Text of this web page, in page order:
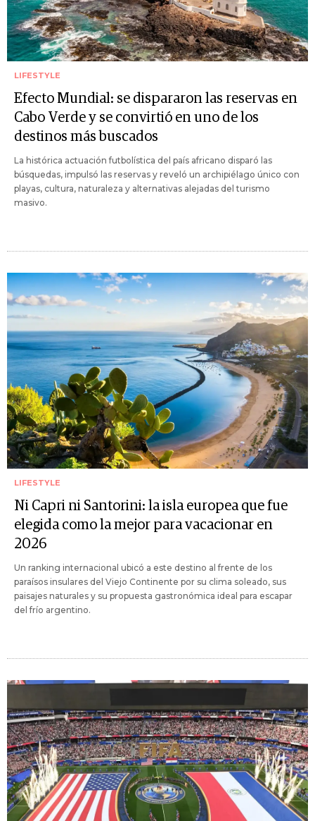
LIFESTYLE
Efecto Mundial: se dispararon las reservas en
Cabo Verde y se convirtió en uno de los
destinos más buscados
La histórica actuación futbolística del país africano disparó las
búsquedas, impulsó las reservas y reveló un archipiélago único con
playas, cultura, naturaleza y alternativas alejadas del turismo
masivo.
LIFESTYLE
Ni Capri ni Santorini: la isla europea que fue
elegida como la mejor para vacacionar en
2026
Un ranking internacional ubicó a este destino al frente de los
paraísos insulares del Viejo Continente por su clima soleado, sus
paisajes naturales y su propuesta gastronómica ideal para escapar
del frío argentino.